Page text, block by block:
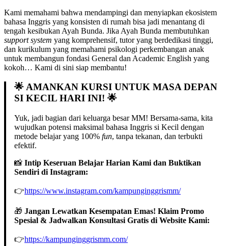
Kami memahami bahwa mendampingi dan menyiapkan ekosistem
bahasa Inggris yang konsisten di rumah bisa jadi menantang di
tengah kesibukan Ayah Bunda. Jika Ayah Bunda membutuhkan
support system yang komprehensif, tutor yang berdedikasi tinggi,
dan kurikulum yang memahami psikologi perkembangan anak
untuk membangun fondasi General dan Academic English yang
kokoh… Kami di sini siap membantu!
🌟AMANKAN KURSI UNTUK MASA DEPAN
SI KECIL HARI INI! 🌟
Yuk, jadi bagian dari keluarga besar MM! Bersama-sama, kita
wujudkan potensi maksimal bahasa Inggris si Kecil dengan
metode belajar yang 100% fun, tanpa tekanan, dan terbukti
efektif.
📸 Intip Keseruan Belajar Harian Kami dan Buktikan
Sendiri di Instagram:
👉https://www.instagram.com/kampunginggrismm/
🎁 Jangan Lewatkan Kesempatan Emas! Klaim Promo
Spesial & Jadwalkan Konsultasi Gratis di Website Kami:
👉https://kampunginggrismm.com/